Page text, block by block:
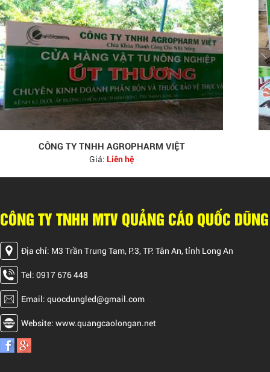
CÔNG TY TNHH AGROPHARM VIỆT
Giá: Liên hệ
CÔNG TY TNHH MTV QUẢNG CÁO QUỐC DŨNG
Địa chỉ: M3 Trần Trung Tam, P.3, TP. Tân An, tỉnh Long An
Tel: 0917 676 448
Email: quocdungled@gmail.com
Website: www.quangcaolongan.net